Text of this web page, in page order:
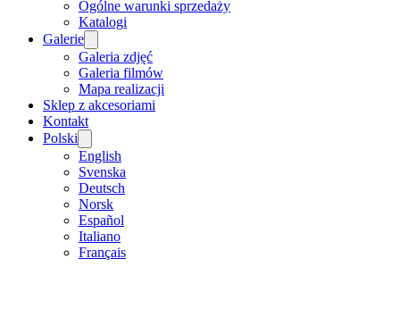
Ogólne warunki sprzedaży
Katalogi
Galerie
Galeria zdjęć
Galeria filmów
Mapa realizacji
Sklep z akcesoriami
Kontakt
Polski
English
Svenska
Deutsch
Norsk
Español
Italiano
Français